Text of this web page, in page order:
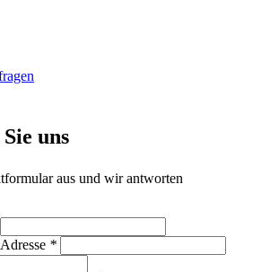
uns
aus und wir antworten
*